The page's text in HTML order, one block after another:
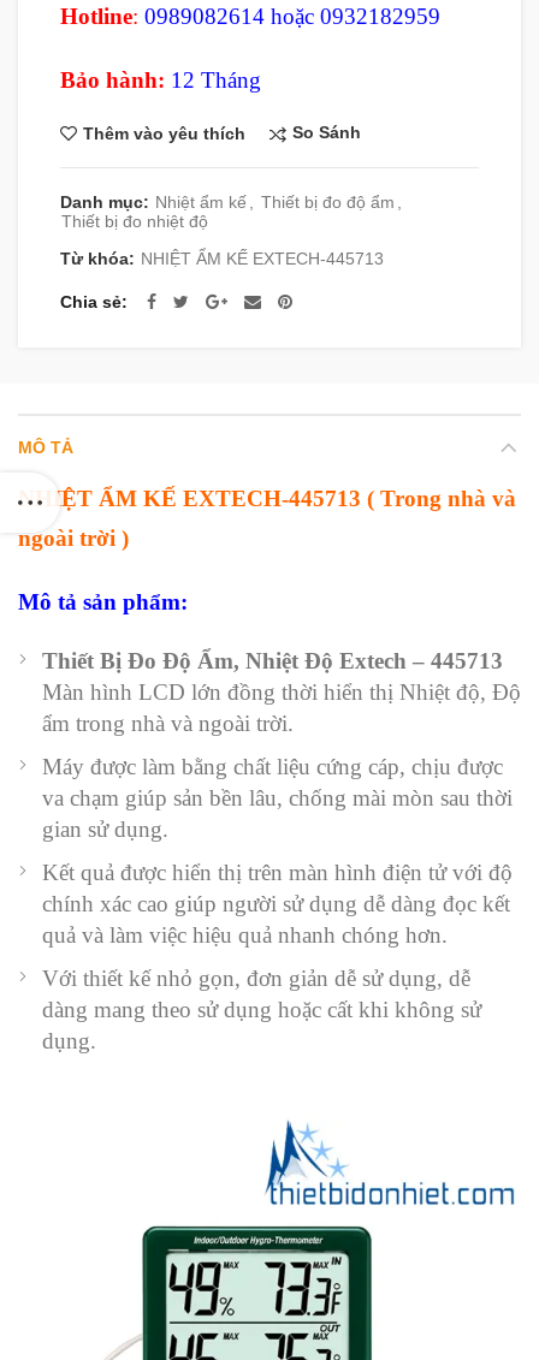
Hotline: 0989082614 hoặc 0932182959
Bảo hành: 12 Tháng
Thêm vào yêu thích So Sánh
Danh mục: Nhiệt ẩm kế Thiết bị đo độ ẩm
Thiết bị đo nhiệt độ
Từ khóa: NHIỆT ẨM KẾ EXTECH-445713
Chia sẻ
MÔ TẢ
NHIỆT ẨM KẾ EXTECH-445713 ( Trong nhà và
ngoài trời )
Mô tả sản phẩm:
Thiết Bị Đo Độ Ẩm, Nhiệt Độ Extech – 445713
Màn hình LCD lớn đồng thời hiển thị Nhiệt độ, Độ
ẩm trong nhà và ngoài trời.
Máy được làm bằng chất liệu cứng cáp, chịu được
va chạm giúp sản bền lâu, chống mài mòn sau thời
gian sử dụng.
Kết quả được hiển thị trên màn hình điện tử với độ
chính xác cao giúp người sử dụng dễ dàng đọc kết
quả và làm việc hiệu quả nhanh chóng hơn.
Với thiết kế nhỏ gọn, đơn giản dễ sử dụng, dễ
dàng mang theo sử dụng hoặc cất khi không sử
dụng.